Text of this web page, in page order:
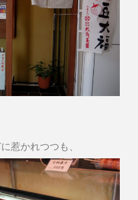
惹かれつつも、